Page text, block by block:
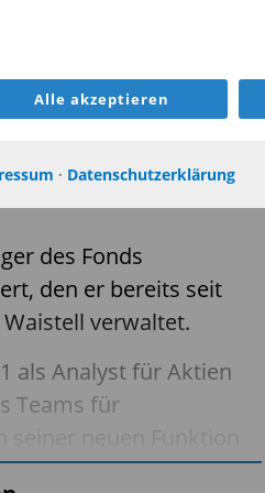
Alle akzeptieren
· Datenschutzerklärung
sein
drei Analysten.
„CARMIGNAC CHINA
des Fonds
den er bereits seit
verwaltet.
als Analyst für Aktien
Teams für
neuen Funktion
sowie bei